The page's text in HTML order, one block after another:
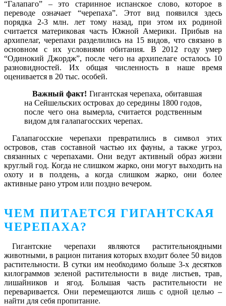
“Галапаго” – это старинное испанское слово, которое в
переводе означает “черепаха”. Этот вид появился здесь
порядка 2-3 млн. лет тому назад, при этом их родиной
считается материковая часть Южной Америки. Прибыв на
архипелаг, черепахи разделились на 15 видов, что связано в
основном с их условиями обитания. В 2012 году умер
“Одинокий Джордж”, после чего на архипелаге осталось 10
разновидностей. Их общая численность в наше время
оценивается в 20 тыс. особей.
Важный факт! Гигантская черепаха, обитавшая
на Сейшельских островах до середины 1800 годов,
после чего она вымерла, считается родственным
видом для галапагосских черепах.
Галапагосские черепахи превратились в символ этих
островов, став составной частью их фауны, а также угроз,
связанных с черепахами. Они ведут активный образ жизни
круглый год. Когда не слишком жарко, они могут выходить на
охоту и в полдень, а когда слишком жарко, они более
активные рано утром или поздно вечером.
ЧЕМ ПИТАЕТСЯ ГИГАНТСКАЯ
ЧЕРЕПАХА?
Гигантские черепахи являются растительноядными
животными, в рацион питания которых входит более 50 видов
растительности. В сутки им необходимо больше 3-х десятков
килограммов зеленой растительности в виде листьев, трав,
лишайников и ягод. Большая часть растительности не
переваривается. Они перемещаются лишь с одной целью –
найти для себя пропитание.